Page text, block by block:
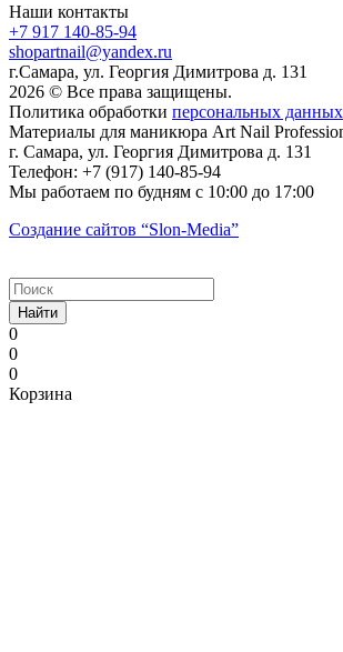
Наши контакты
+7 917 140-85-94
shopartnail@yandex.ru
г.Самара, ул. Георгия Димитрова д. 131
2026 © Все права защищены.
Политика обработки персональных данных
Материалы для маникюра Art Nail
г. Самара, ул. Георгия Димитрова д. 131
Телефон: +7 (917) 140-85-94
Мы работаем по будням с 10:00 до 17:00
Создание сайтов “Slon-Media”
Найти
0
0
0
Корзина